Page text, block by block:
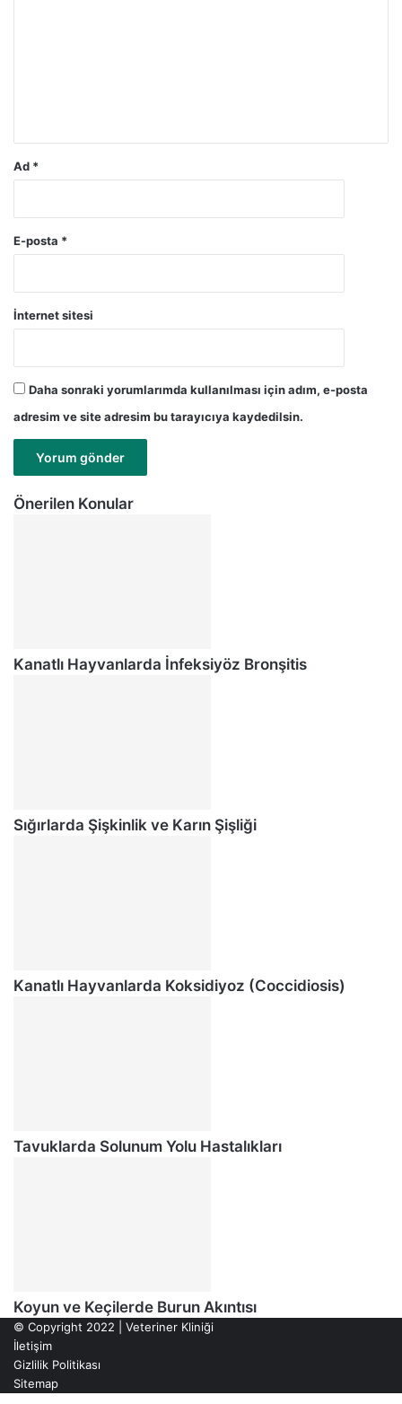
Ad *
E-posta *
İnternet sitesi
Daha sonraki yorumlarımda kullanılması için adım, e-posta
adresim ve site adresim bu tarayıcıya kaydedilsin.
Önerilen Konular
Kanatlı Hayvanlarda İnfeksiyöz Bronşitis
Sığırlarda Şişkinlik ve Karın Şişliği
Kanatlı Hayvanlarda Koksidiyoz (Coccidiosis)
Tavuklarda Solunum Yolu Hastalıkları
Koyun ve Keçilerde Burun Akıntısı
© Copyright 2022 | Veteriner Kliniği
İletişim
Gizlilik Politikası
Sitemap